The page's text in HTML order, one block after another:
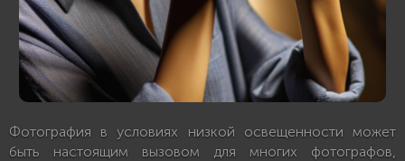
Фотография в условиях низкой освещенности может
быть настоящим вызовом для многих фотографов,